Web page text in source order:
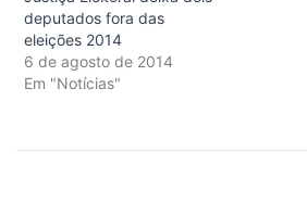
deputados fora das
eleições 2014
6 de agosto de 2014
Em "Notícias"